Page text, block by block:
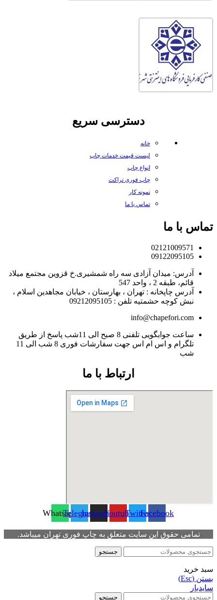
دسترسی سریع
خانه
لیست قیمت خدمات چاپ
انواع چاپ
چاپ فوری تراکت
نمونه کار
تماس با ما
تماس با ما
02121009571
09122095105
آدرس: میدان آزادی سه راه شمشیری.خ قزوین مجتمع میلاد
قائم، طبقه 2 ، واحد 547
آدرس چاپخانه : تهران ، بهارستان ، خیابان مجاهدین اسلام ،
نبش کوچه حشمتیه تلفن : 09212095105
info@chapefori.com
ساعت جوابگویی تلفنی 8 صبح الی 11شب پاسخ از طریق
تلگرام و اس ام اس جهت سفارشات فوری 8 شب الی 11
شب
ارتباط با ما
Facebook
Twitter
Youtube
Instagram
Telegram
Whatsapp
تمامی حقوق این سایت متعلق به چاپ فوری تهران میباشد.
جستجو
سبد خرید
بستن (Esc)
سایدبار
جستجو